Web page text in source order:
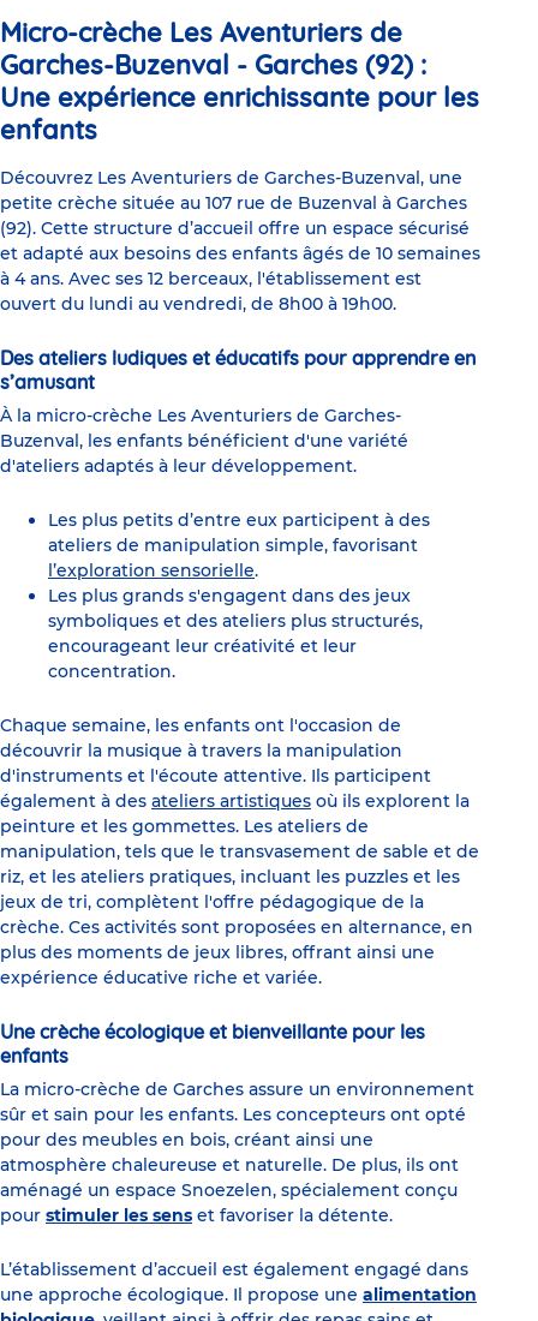
Micro-crèche Les Aventuriers de
Garches-Buzenval - Garches (92) :
Une expérience enrichissante pour les
enfants
Découvrez Les Aventuriers de Garches-Buzenval, une
petite crèche située au 107 rue de Buzenval à Garches
(92). Cette structure d’accueil offre un espace sécurisé
et adapté aux besoins des enfants âgés de 10 semaines
à 4 ans. Avec ses 12 berceaux, l'établissement est
ouvert du lundi au vendredi, de 8h00 à 19h00.
Des ateliers ludiques et éducatifs pour apprendre en
s’amusant
À la micro-crèche Les Aventuriers de Garches-
Buzenval, les enfants bénéficient d'une variété
d'ateliers adaptés à leur développement.
Les plus petits d’entre eux participent à des
ateliers de manipulation simple, favorisant
l’exploration sensorielle.
Les plus grands s'engagent dans des jeux
symboliques et des ateliers plus structurés,
encourageant leur créativité et leur
concentration.
Chaque semaine, les enfants ont l'occasion de
découvrir la musique à travers la manipulation
d'instruments et l'écoute attentive. Ils participent
également à des ateliers artistiques où ils explorent la
peinture et les gommettes. Les ateliers de
manipulation, tels que le transvasement de sable et de
riz, et les ateliers pratiques, incluant les puzzles et les
jeux de tri, complètent l'offre pédagogique de la
crèche. Ces activités sont proposées en alternance, en
plus des moments de jeux libres, offrant ainsi une
expérience éducative riche et variée.
Une crèche écologique et bienveillante pour les
enfants
La micro-crèche de Garches assure un environnement
sûr et sain pour les enfants. Les concepteurs ont opté
pour des meubles en bois, créant ainsi une
atmosphère chaleureuse et naturelle. De plus, ils ont
aménagé un espace Snoezelen, spécialement conçu
pour stimuler les sens et favoriser la détente.
L’établissement d’accueil est également engagé dans
une approche écologique. Il propose une alimentation